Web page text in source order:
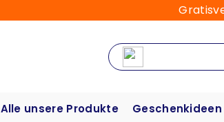
Alle unsere Produkte Geschenkideen